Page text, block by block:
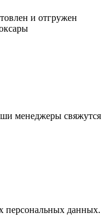
и отгружен
менеджеры свяжутся
персональных данных.